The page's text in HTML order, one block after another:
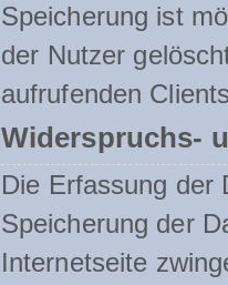
Speicherung ist
der Nutzer
aufrufenden
Widerspruchs-
Die Erfassung der
Speicherung der
Internetseite